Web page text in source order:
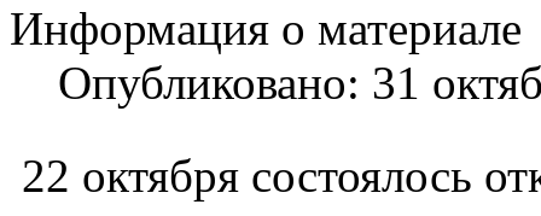
Информация о материале
Опубликовано: 31
22 октября состоялось